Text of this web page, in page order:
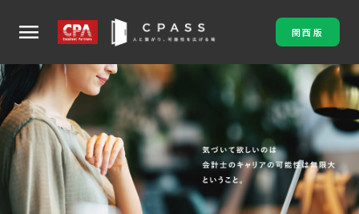
menu 関西版